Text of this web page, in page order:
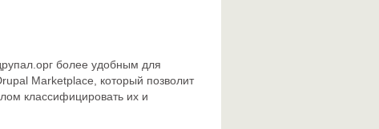
более удобным для
Marketplace, который позволит
классифицировать их и